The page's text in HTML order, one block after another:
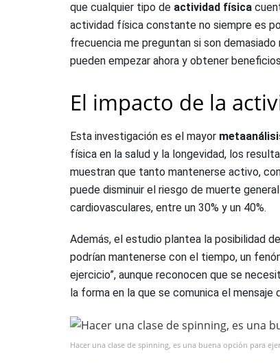
que cualquier tipo de actividad física
actividad física constante no siempre es
frecuencia me preguntan si son
pueden empezar ahora y obtener
El impacto de la
Esta investigación es el mayor
física en la salud y la longevidad, los
muestran que tanto mantenerse activo,
puede disminuir el riesgo de muerte
cardiovasculares, entre un 30% y un 40%.
Además, el estudio plantea la posibilidad
podrían mantenerse con el tiempo, un
ejercicio”, aunque reconocen que se
la forma en la que se comunica el mensaje
Hacer una clase de spinning, es una buena opción para